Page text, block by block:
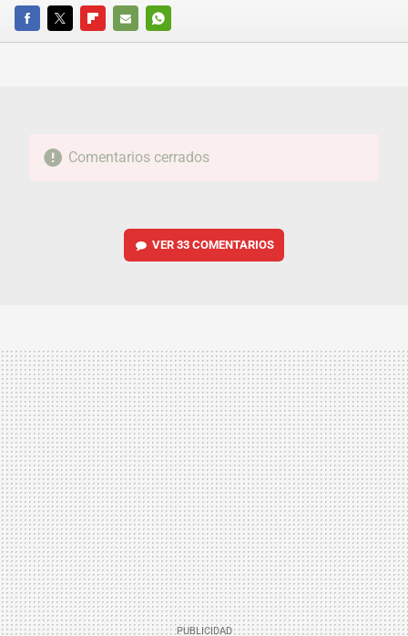
FACEBOOKTWITTERFLIPBOARD
E-
WHATSAPP
Comentarios cerrados
VER 33 COMENTARIOS